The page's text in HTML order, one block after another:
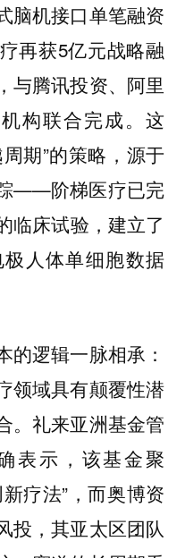
脑机接口单笔融资
再获5亿元战略融
与腾讯投资、阿里
构联合完成。这
期”的策略，源于
——阶梯医疗已完
临床试验，建立了
人体单细胞数据
的逻辑一脉相承：
领域具有颠覆性潜
。礼来亚洲基金管
表示，该基金聚
疗法”，而奥博资
投，其亚太区团队